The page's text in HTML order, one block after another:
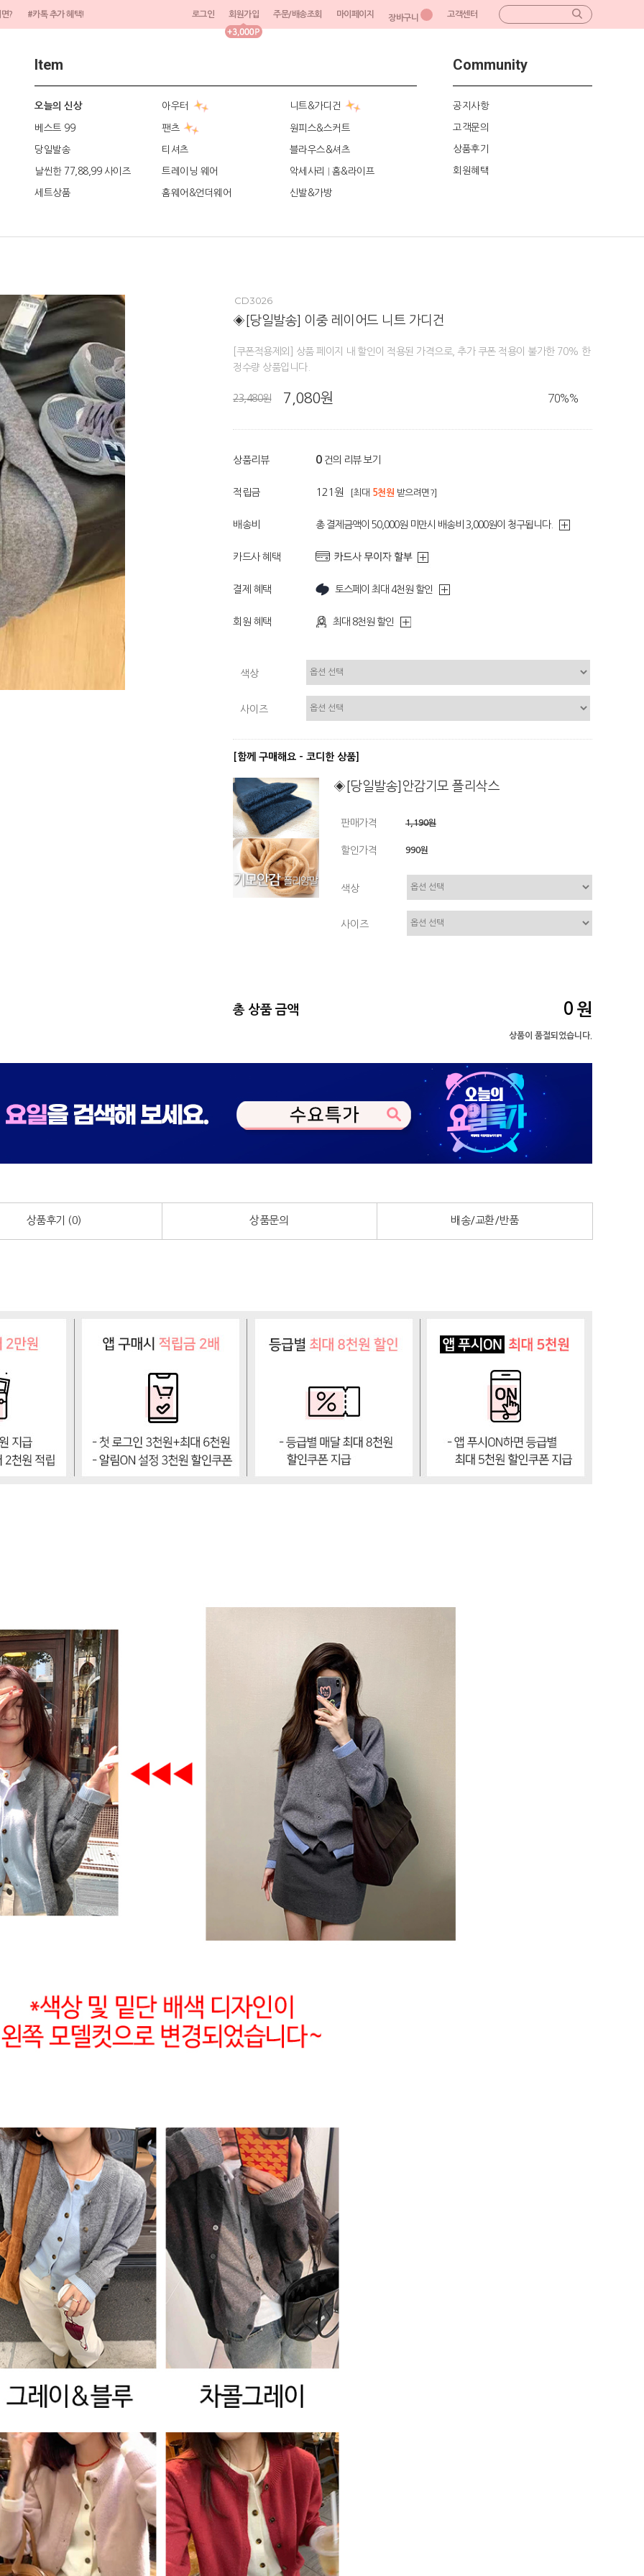
? #카톡 추가 혜택! 로그인 회원가입 주문/배송조회 마이페이지 장바구니 고객센터
Item
오늘의 신상 아우터 니트&가디건
베스트 99 팬츠 원피스&스커트
당일발송 티셔츠 블라우스&셔츠
날씬한 77,88,99 사이즈 트레이닝 웨어 악세사리 홈&라이프
세트상품 홈웨어&언더웨어 신발&가방
Community
공지사항
고객문의
상품후기
회원혜택
CD3026
◈[당일발송] 이중 레이어드 니트 가디건
[쿠폰적용제외] 상품 페이지 내 할인이 적용된 가격으로, 추가 쿠폰 적용이 불가한 70% 한
정수량 상품입니다.
23,480원 7,080원 70%%
상품리뷰 0 건의 리뷰 보기
적립금 121원 [최대 5천원 받으려면?]
배송비 총 결제금액이 50,000원 미만시 배송비 3,000원이 청구됩니다.
카드사 혜택
결제 혜택 토스페이 최대 4천원 할인
회원 혜택 최대 8천원 할인
색상
사이즈
[함께 구매해요 - 코디한 상품]
◈[당일발송]안감기모 폴리삭스
판매가격 1,190원
할인가격 990원
색상
사이즈
총 상품 금액 0 원
상품이 품절되었습니다.
상품후기 (0) 상품문의 배송/교환/반품